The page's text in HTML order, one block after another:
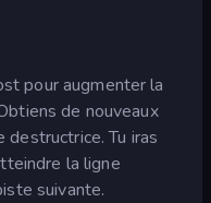
pour augmenter la
de nouveaux
Tu iras
la ligne
suivante.